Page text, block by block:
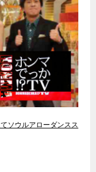
ソウルアローダンスス